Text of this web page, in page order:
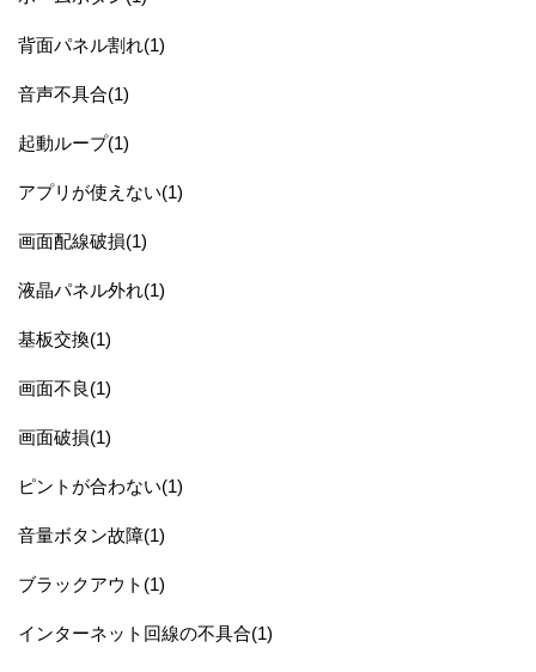
背面パネル割れ(1)
音声不具合(1)
起動ループ(1)
アプリが使えない(1)
画面配線破損(1)
液晶パネル外れ(1)
基板交換(1)
画面不良(1)
画面破損(1)
ピントが合わない(1)
音量ボタン故障(1)
ブラックアウト(1)
インターネット回線の不具合(1)